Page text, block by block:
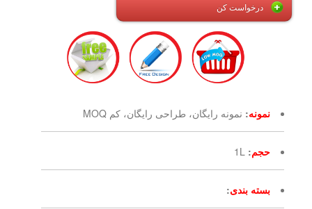
درخواست کن
نمونه: نمونه رایگان، طراحی رایگان، کم MOQ
حجم:
1L
بسته بندی: